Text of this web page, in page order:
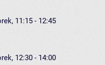
11:15 - 12:45
12:30 - 14:00